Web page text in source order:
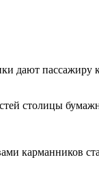
дают пассажиру
столицы
карманников